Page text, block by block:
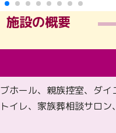
施設の概要
ホール、親族控室、ダイ
イレ、家族葬相談サロン